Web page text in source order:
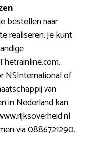
bestellen naar
realiseren. Je kunt
NSInternational of
van
in Nederland kan
via 0886721290.